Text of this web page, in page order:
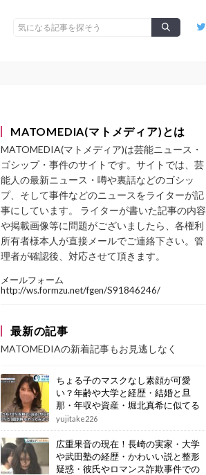
MATOMEDIA(マトメディア)とは
MATOMEDIA(マトメディア)は芸能ニュース・
ゴシップ・事件のサイトです。サイトでは、芸
能人の最新ニュース・噂や裏話などのゴシッ
プ、そして事件などのニュースをライターが記
事にしています。 ライターが書いた記事の内容
や掲載画像等に問題がございましたら、各権利
所有者様本人が直接メールでご連絡下さい。管
理者が確認後、対応させて頂きます。
メールフォーム
http://ws.formzu.net/fgen/S91846246/
最新の記事
MATOMEDIAの新着記事もお見逃しなく
ちょる子のマスクなし素顔が可愛
い？年齢や大学と経歴・結婚と旦
那・年収や資産・堀北真希に似てる
画像もまとめ
yujitake226
広重果音の現在！長崎の実家・大学
や武田塾の経歴・かわいい説と整形
疑惑・彼氏やロマンス詐欺事件での